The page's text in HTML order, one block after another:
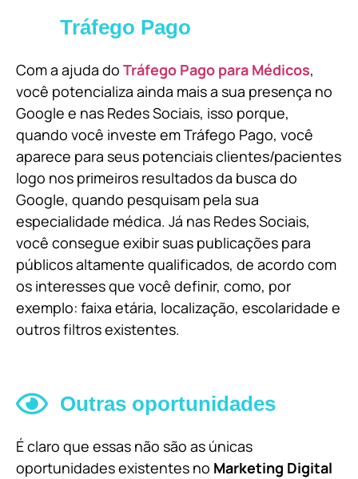
Tráfego Pago
Com a ajuda do Tráfego Pago para Médicos,
você potencializa ainda mais a sua presença no
Google e nas Redes Sociais, isso porque,
quando você investe em Tráfego Pago, você
aparece para seus potenciais clientes/pacientes
logo nos primeiros resultados da busca do
Google, quando pesquisam pela sua
especialidade médica. Já nas Redes Sociais,
você consegue exibir suas publicações para
públicos altamente qualificados, de acordo com
os interesses que você definir, como, por
exemplo: faixa etária, localização, escolaridade e
outros filtros existentes.
Outras oportunidades
É claro que essas não são as únicas
oportunidades existentes no Marketing Digital